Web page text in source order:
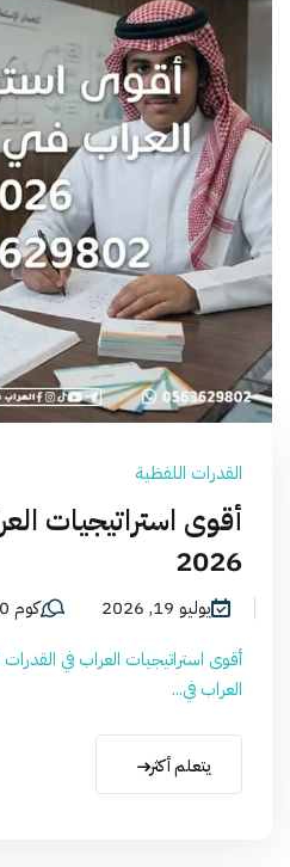
القدرات اللفظية
أقوى استراتيجيات
2026
يوليو 19, 2026
كوم 0
أقوى استراتيجيات العراب في
العراب في...
يتعلم أكثر